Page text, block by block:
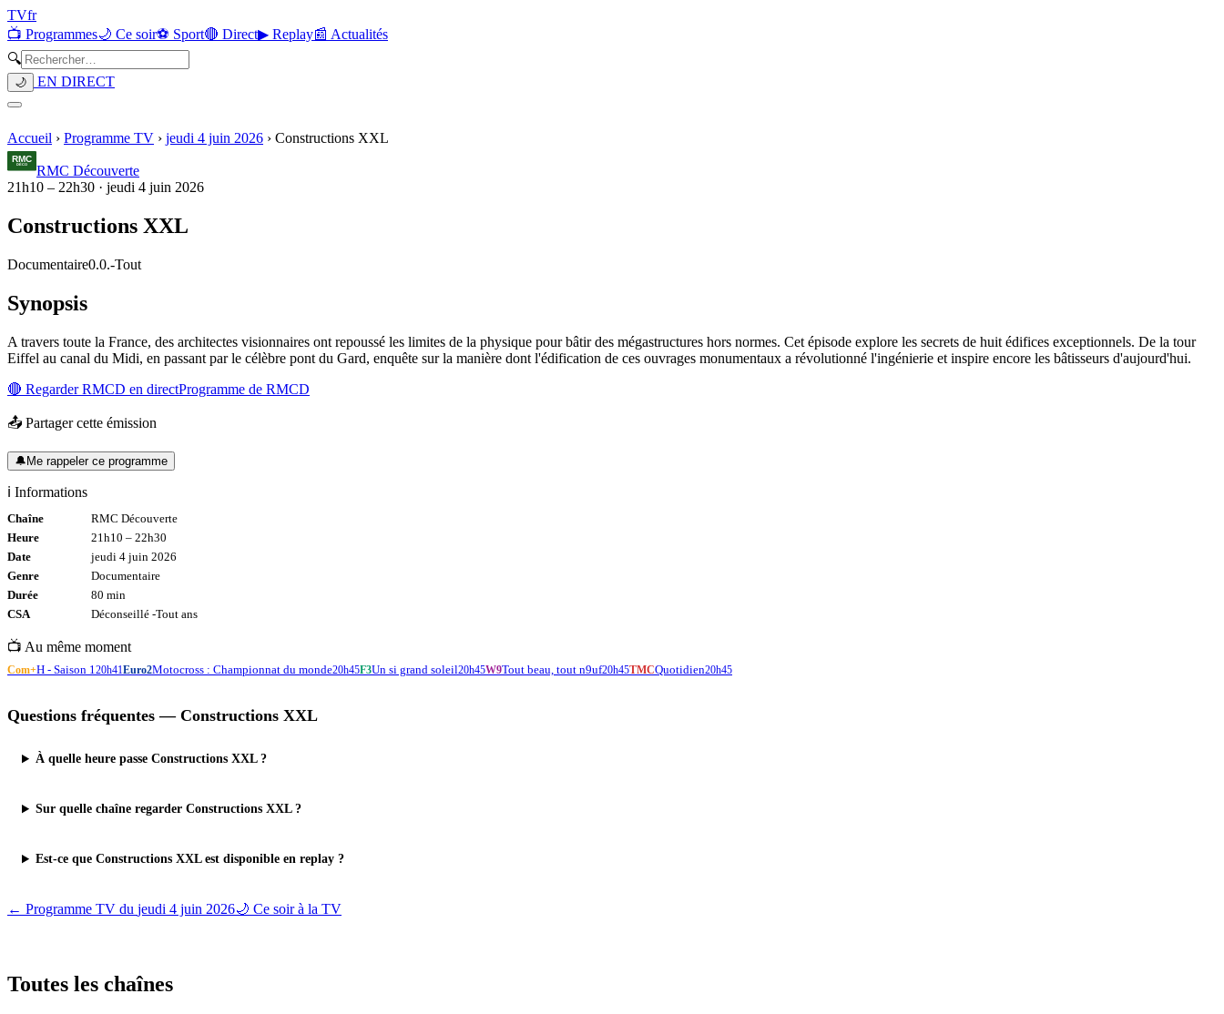
TVfr
📺 Programmes🌙 Ce soir⚽ Sport🔴 Direct▶ Replay📰 Actualités
🔍
🌙 EN DIRECT
Accueil › Programme TV › jeudi 4 juin 2026 › Constructions XXL
RMC Découverte
21h10 – 22h30 · jeudi 4 juin 2026
Constructions XXL
Documentaire0.0.-Tout
Synopsis
A travers toute la France, des architectes visionnaires ont repoussé les limites de la physique pour bâtir des mégastructures hors normes. Cet épisode explore les secrets de huit édifices exceptionnels. De la tour
Eiffel au canal du Midi, en passant par le célèbre pont du Gard, enquête sur la manière dont l'édification de ces ouvrages monumentaux a révolutionné l'ingénierie et inspire encore les bâtisseurs d'aujourd'hui.
🔴 RegarderRMCD en directProgramme de RMCD
📤 Partager cette émission
🔔Me rappeler ce programme
ℹ️ Informations
Chaîne
RMC Découverte
Heure
21h10 – 22h30
Date
jeudi 4 juin 2026
Genre
Documentaire
Durée
80 min
CSA
Déconseillé -Tout ans
📺 Au même moment
Com+H - Saison 120h41Euro2Motocross : Championnat du monde20h45F3Un si grand soleil20h45W9Tout beau, tout n9uf20h45TMCQuotidien20h45
Questions fréquentes — Constructions XXL
À quelle heure passe Constructions XXL ?
Sur quelle chaîne regarder Constructions XXL ?
Est-ce que Constructions XXL est disponible en replay ?
← Programme TV du jeudi 4 juin 2026🌙 Ce soir à la TV
Toutes les chaînes